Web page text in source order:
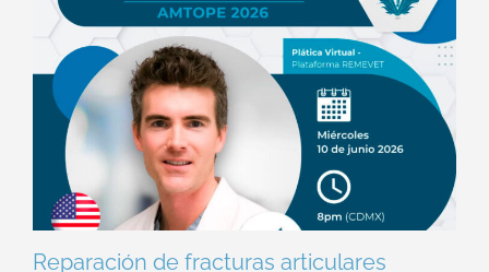
Reparación de fracturas articulares